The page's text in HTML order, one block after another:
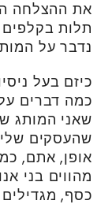
את ההצלחה
תלות
נדבר על
כיזם בעל
כמה דברים
שאני המותג
שהעסקים
אופן, אתם,
מהווים בני
כסף,